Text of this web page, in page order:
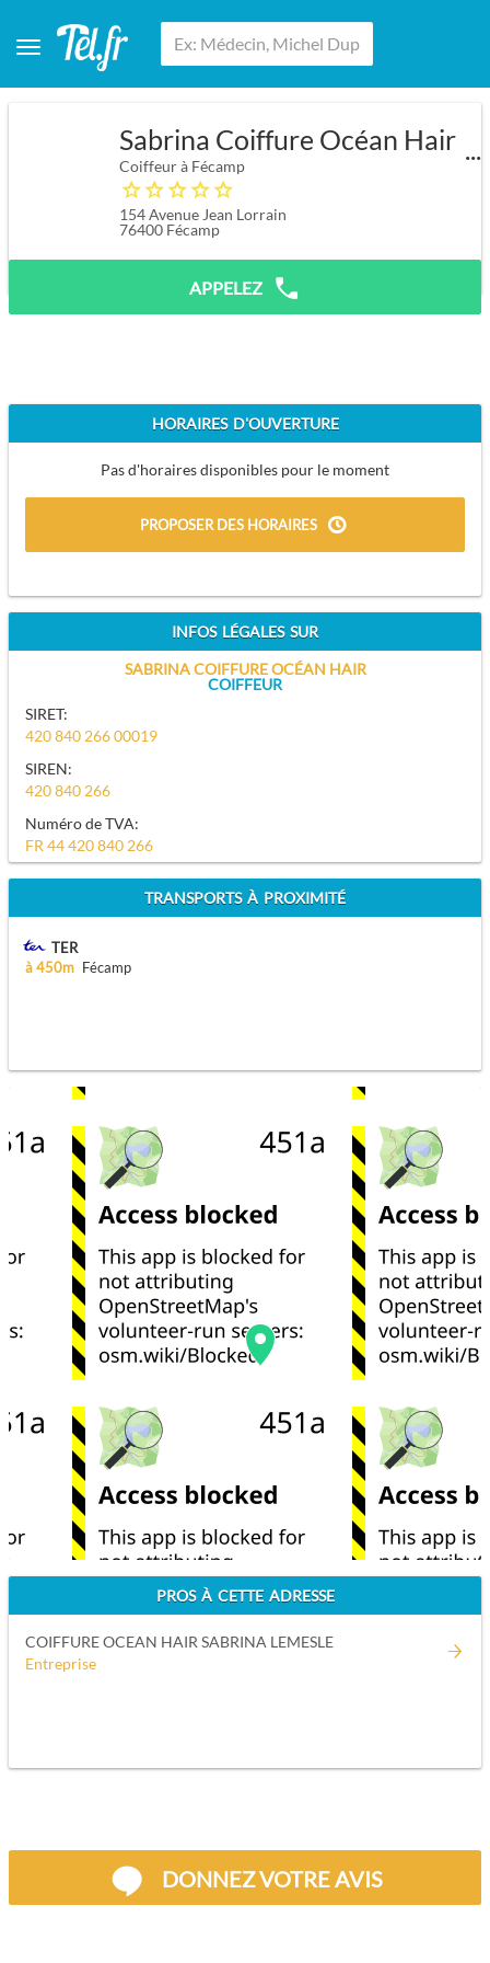
Sabrina Coiffure Océan Hair
Coiffeur à Fécamp
154 Avenue Jean Lorrain
76400 Fécamp
APPELEZ
HORAIRES D'OUVERTURE
Pas d'horaires disponibles pour le moment
PROPOSER DES HORAIRES
INFOS LÉGALES SUR
SABRINA COIFFURE OCÉAN HAIR
COIFFEUR
SIRET:
420 840 266 00019
SIREN:
420 840 266
Numéro de TVA:
FR 44 420 840 266
TRANSPORTS À PROXIMITÉ
TER
à 450m Fécamp
PROS À CETTE ADRESSE
COIFFURE OCEAN HAIR SABRINA LEMESLE
Entreprise
DONNEZ VOTRE AVIS